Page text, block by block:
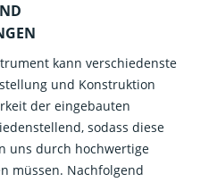
kann verschiedenste
und Konstruktion
der eingebauten
sodass diese
uns durch hochwertige
müssen. Nachfolgend